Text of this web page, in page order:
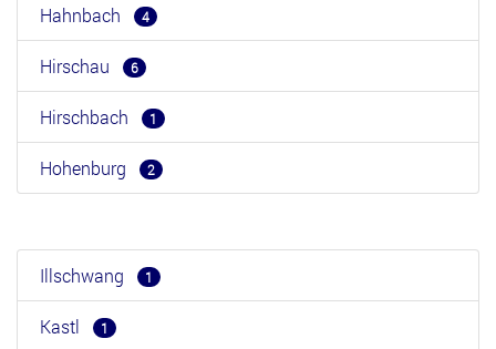
Hahnbach 4
Hirschau 6
Hirschbach 1
Hohenburg 2
Illschwang 1
Kastl 1